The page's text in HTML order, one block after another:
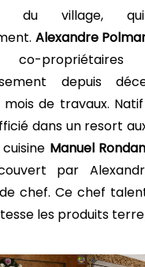
du village,
Alexandre
propriétaires
depuis
de travaux.
dans un resort
Manuel
par
chef. Ce chef
les produits